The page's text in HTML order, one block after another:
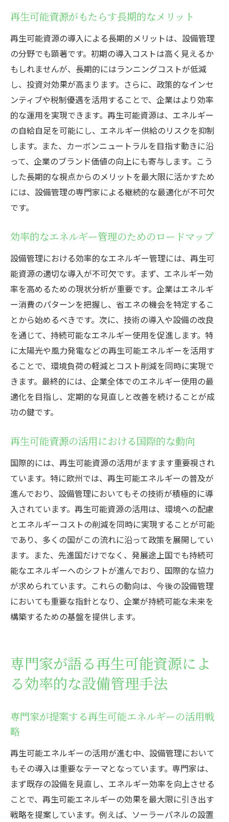
再生可能資源がもたらす長期的なメリット
再生可能資源の導入による長期的メリットは、設備管理
の分野でも顕著です。初期の導入コストは高く見えるか
もしれませんが、長期的にはランニングコストが低減
し、投資対効果が高まります。さらに、政策的なインセ
ンティブや税制優遇を活用することで、企業はより効率
的な運用を実現できます。再生可能資源は、エネルギー
の自給自足を可能にし、エネルギー供給のリスクを抑制
します。また、カーボンニュートラルを目指す動きに沿
って、企業のブランド価値の向上にも寄与します。こう
した長期的な視点からのメリットを最大限に活かすため
には、設備管理の専門家による継続的な最適化が不可欠
です。
効率的なエネルギー管理のためのロードマップ
設備管理における効率的なエネルギー管理には、再生可
能資源の適切な導入が不可欠です。まず、エネルギー効
率を高めるための現状分析が重要です。企業はエネルギ
ー消費のパターンを把握し、省エネの機会を特定するこ
とから始めるべきです。次に、技術の導入や設備の改良
を通じて、持続可能なエネルギー使用を促進します。特
に太陽光や風力発電などの再生可能エネルギーを活用す
ることで、環境負荷の軽減とコスト削減を同時に実現で
きます。最終的には、企業全体でのエネルギー使用の最
適化を目指し、定期的な見直しと改善を続けることが成
功の鍵です。
再生可能資源の活用における国際的な動向
国際的には、再生可能資源の活用がますます重要視され
ています。特に欧州では、再生可能エネルギーの普及が
進んでおり、設備管理においてもその技術が積極的に導
入されています。再生可能資源の活用は、環境への配慮
とエネルギーコストの削減を同時に実現することが可能
であり、多くの国がこの流れに沿って政策を展開してい
ます。また、先進国だけでなく、発展途上国でも持続可
能なエネルギーへのシフトが進んでおり、国際的な協力
が求められています。これらの動向は、今後の設備管理
においても重要な指針となり、企業が持続可能な未来を
構築するための基盤を提供します。
専門家が語る再生可能資源によ
る効率的な設備管理手法
専門家が提案する再生可能エネルギーの活用戦
略
再生可能エネルギーの活用が進む中、設備管理において
もその導入は重要なテーマとなっています。専門家は、
まず既存の設備を見直し、エネルギー効率を向上させる
ことで、再生可能エネルギーの効果を最大限に引き出す
戦略を提案しています。例えば、ソーラーパネルの設置